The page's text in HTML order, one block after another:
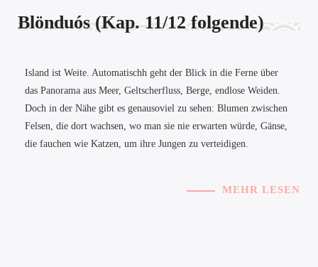
Blönduós (Kap. 11/12 folgende)
Island ist Weite. Automatischh geht der Blick in die Ferne über
das Panorama aus Meer, Geltscherfluss, Berge, endlose Weiden.
Doch in der Nähe gibt es genausoviel zu sehen: Blumen zwischen
Felsen, die dort wachsen, wo man sie nie erwarten würde, Gänse,
die fauchen wie Katzen, um ihre Jungen zu verteidigen.
MEHR LESEN